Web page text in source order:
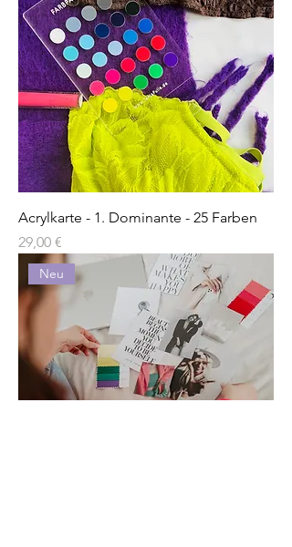
Acrylkarte - 1. Dominante - 25 Farben
Preis
29,00 €
Neu